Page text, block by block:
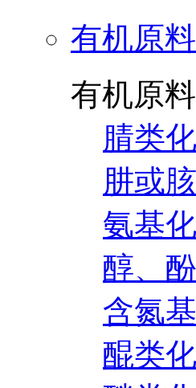
有机原料
有机原料
腈类
肼或
氨基
醇、
含氮
醌类